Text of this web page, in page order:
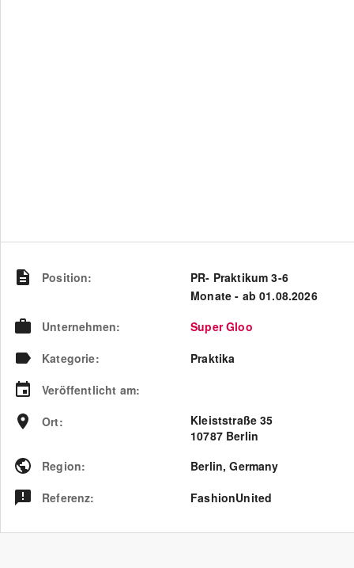
Position:
PR- Praktikum 3-6
Monate - ab 01.08.2026
Unternehmen:
Super Gloo
Kategorie:
Praktika
Veröffentlicht am:
Ort:
Kleiststraße 35
10787 Berlin
Region: Berlin,Germany
Referenz: FashionUnited